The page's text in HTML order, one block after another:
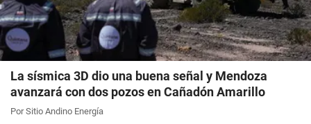
La sísmica 3D dio una buena señal y Mendoza
avanzará con dos pozos en Cañadón Amarillo
Por Sitio Andino Energía